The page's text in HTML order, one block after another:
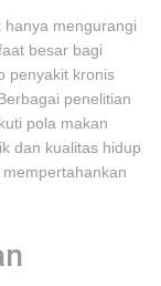
mengurangi
besar bagi
penyakit kronis
penelitian
pola makan
dan kualitas hidup